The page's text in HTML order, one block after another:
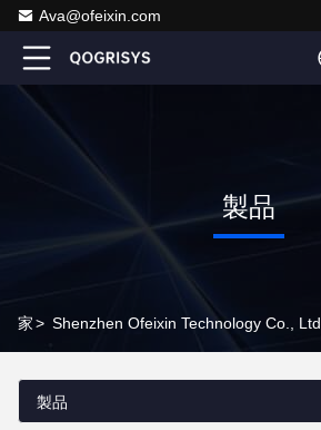
Ava@ofeixin.com
製品
家>
製品